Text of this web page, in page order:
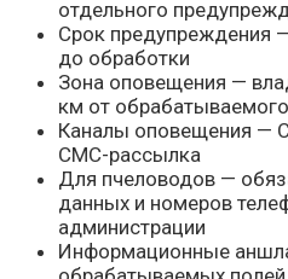
отдельного
Срок предупреждения
до обработки
Зона оповещения —
км от
Каналы оповещения —
СМС-рассылка
Для пчеловодов —
данных и номеров
администрации
Информационные